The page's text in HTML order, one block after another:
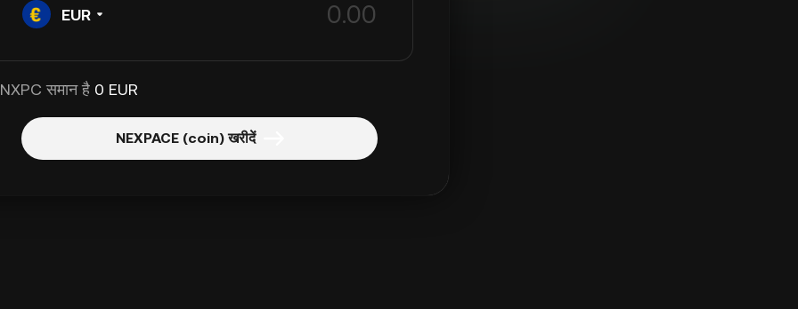
EUR
समान है 0 EUR
NEXPACE (coin) खरीदें